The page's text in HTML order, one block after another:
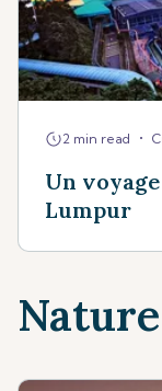
2 min read •
Un
Lumpur
Nature